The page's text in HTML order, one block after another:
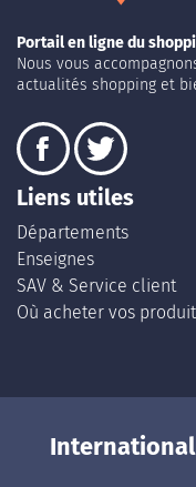
Portail en ligne du
Nous vous
actualités shopping et
Liens utiles
Départements
Enseignes
SAV & Service client
Où acheter vos
International